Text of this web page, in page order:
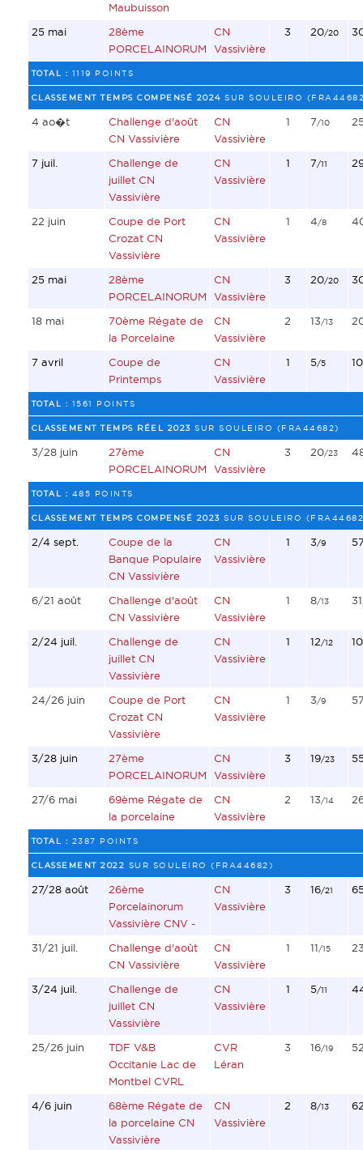
Maubuisson
25 mai
28ème
PORCELAINORUM
CN
Vassivière
3 20/20
TOTAL : 1119 POINTS
CLASSEMENT TEMPS COMPENSÉ 2024SUR SOULEIRO
4 ao�t
Challenge d'août
CN Vassivière
CN
Vassivière
1 7/10
7 juil.
Challenge de
juillet CN
Vassivière
CN
Vassivière
1 7/11
22 juin
Coupe de Port
Crozat CN
Vassivière
CN
Vassivière
1 4/8
25 mai
28ème
PORCELAINORUM
CN
Vassivière
3 20/20
18 mai
70ème Régate de
la Porcelaine
CN
Vassivière
2 13/13
7 avril
Coupe de
Printemps
CN
Vassivière
1 5/5
TOTAL : 1561 POINTS
CLASSEMENT TEMPS RÉEL 2023SUR SOULEIRO (FRA44682)
3/28 juin
27ème
PORCELAINORUM
CN
Vassivière
3 20/23
TOTAL : 485 POINTS
CLASSEMENT TEMPS COMPENSÉ 2023SUR SOULEIRO
2/4 sept.
Coupe de la
Banque Populaire
CN Vassivière
CN
Vassivière
1 3/9
6/21 août
Challenge d'août
CN Vassivière
CN
Vassivière
1 8/13
2/24 juil.
Challenge de
juillet CN
Vassivière
CN
Vassivière
1 12/12
24/26 juin
Coupe de Port
Crozat CN
Vassivière
CN
Vassivière
1 3/9
3/28 juin
27ème
PORCELAINORUM
CN
Vassivière
3 19/23
27/6 mai
69ème Régate de
la porcelaine
CN
Vassivière
2 13/14
TOTAL : 2387 POINTS
CLASSEMENT 2022 SUR SOULEIRO (FRA44682)
27/28 août
26ème
Porcelainorum
Vassivière CNV -
CN
Vassivière
3 16/21
31/21 juil.
Challenge d'août
CN Vassivière
CN
Vassivière
1 11/15
3/24 juil.
Challenge de
juillet CN
Vassivière
CN
Vassivière
1 5/11
25/26 juin
TDF V&B
Occitanie Lac de
Montbel CVRL
CVR
Léran
3 16/19
4/6 juin
68ème Régate de
la porcelaine CN
Vassivière
CN
Vassivière
2 8/13